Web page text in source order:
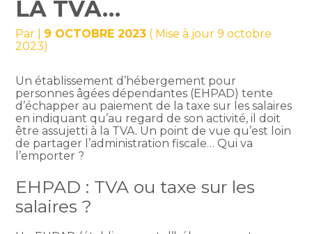
LA TVA…
Par 9 OCTOBRE 2023 ( Mise à jour 9 octobre
2023)
Un établissement d’hébergement pour
personnes âgées dépendantes (EHPAD) tente
d’échapper au paiement de la taxe sur les salaires
en indiquant qu’au regard de son activité, il doit
être assujetti à la TVA. Un point de vue qu’est loin
de partager l’administration fiscale… Qui va
l’emporter ?
EHPAD : TVA ou taxe sur les
salaires ?